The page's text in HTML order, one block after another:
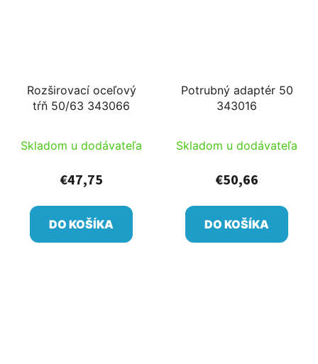
Rozširovací oceľový
tŕň 50/63 343066
Skladom u dodávateľa
€47,75
DO KOŠÍKA
Potrubný adaptér 50
343016
Skladom u dodávateľa
€50,66
DO KOŠÍKA